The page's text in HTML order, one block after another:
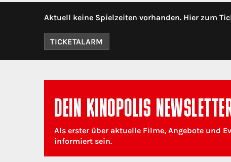
Aktuell keine Spielzeiten vorhanden. Hier zum
TICKETALARM
DEIN KINOPOLIS
Als erster über aktuelle Filme, Angebote und
informiert sein.